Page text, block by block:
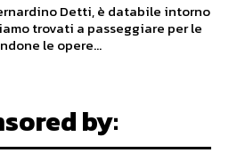
Detti, è databile intorno
le opere...
by: